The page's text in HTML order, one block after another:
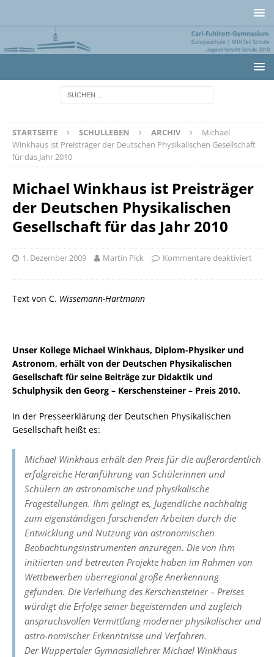
STARTSEITE SCHULLEBEN ARCHIV
Michael
Winkhaus ist Preisträger der Deutschen Physikalischen Gesellschaft
für das Jahr 2010
Michael Winkhaus ist Preisträger
der Deutschen Physikalischen
Gesellschaft für das Jahr 2010
1. Dezember 2009 Martin Pick Kommentare deaktiviert
Text von C. Wissemann-Hartmann
Unser Kollege Michael Winkhaus, Diplom-Physiker und
Astronom, erhält von der Deutschen Physikalischen
Gesellschaft für seine Beiträge zur Didaktik und
Schulphysik den Georg – Kerschensteiner – Preis 2010.
In der Presseerklärung der Deutschen Physikalischen
Gesellschaft heißt es:
Michael Winkhaus erhält den Preis für die außerordentlich
erfolgreiche Heranführung von Schülerinnen und
Schülern an astronomische und physikalische
Fragestellungen. Ihm gelingt es, Jugendliche nachhaltig
zum eigenständigen forschenden Arbeiten durch die
Entwicklung und Nutzung von astronomischen
Beobachtungsinstrumenten anzuregen. Die von ihm
initiierten und betreuten Projekte haben im Rahmen von
Wettbewerben überregional große Anerkennung
gefunden. Die Verleihung des Kerschensteiner – Preises
würdigt die Erfolge seiner begeisternden und zugleich
anspruchsvollen Vermittlung moderner physikalischer und
astro-nomischer Erkenntnisse und Verfahren.
Der Wuppertaler Gymnasiallehrer Michael Winkhaus